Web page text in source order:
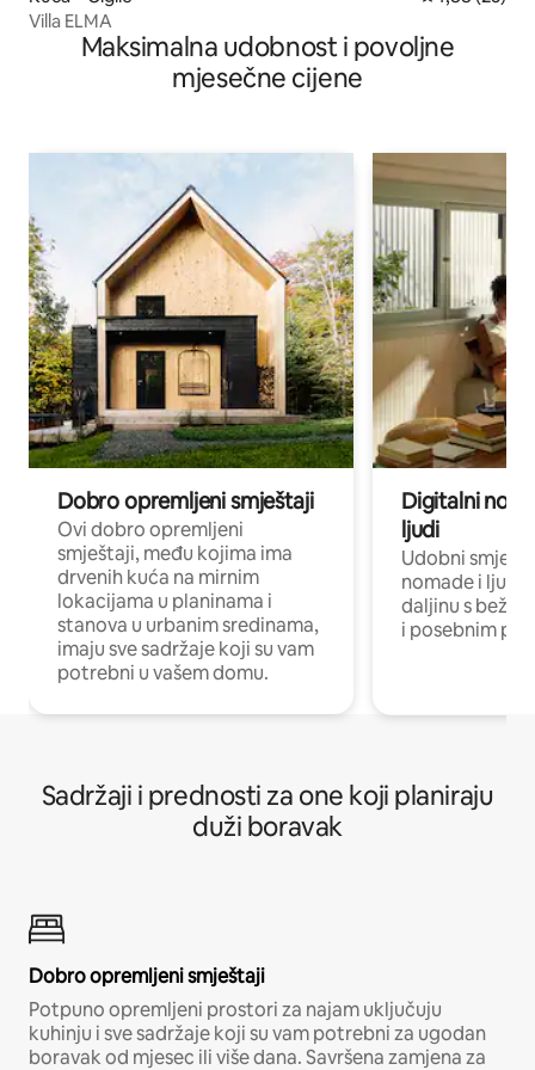
Villa ELMA
Maksimalna udobnost i povoljne
mjesečne cijene
Dobro opremljeni smještaji
Ovi dobro opremljeni
smještaji, među kojima ima
drvenih kuća na mirnim
lokacijama u planinama i
stanova u urbanim sredinama,
imaju sve sadržaje koji su vam
potrebni u vašem domu.
Digitalni
ljudi
Udobni
nomade i ljude
daljinu s
i posebnim
Sadržaji i prednosti za one koji planiraju
duži boravak
Dobro opremljeni smještaji
Potpuno opremljeni prostori za najam uključuju
kuhinju i sve sadržaje koji su vam potrebni za ugodan
boravak od mjesec ili više dana. Savršena zamjena za